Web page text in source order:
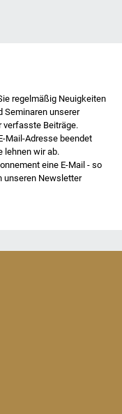
regelmäßig Neuigkeiten
Seminaren unserer
Beiträge.
Mail-Adresse beendet
lehnen wir ab.
eine E-Mail - so
unseren Newsletter